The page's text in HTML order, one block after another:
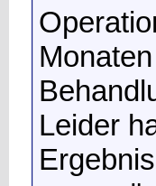
Leider